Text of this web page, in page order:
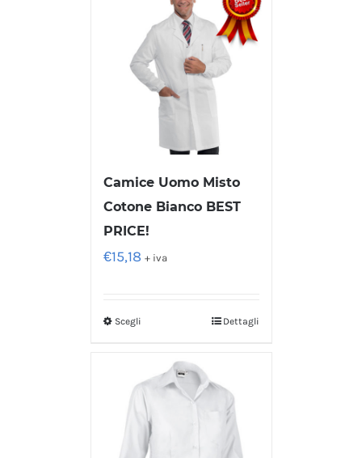
Camice Uomo Misto
Cotone Bianco BEST
PRICE!
€15,18 + iva
Scegli Dettagli